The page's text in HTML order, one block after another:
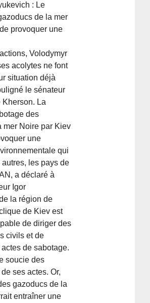
: Le
de la mer
provoquer une
Volodymyr
acolytes ne font
situation déjà
le sénateur
La
des
mer Noire par Kiev
une
qui
autres, les pays de
a déclaré à
Igor
la région de
de Kiev est
de diriger des
civils et de
de sabotage.
soucie des
ses actes. Or,
gazoducs de la
entraîner une